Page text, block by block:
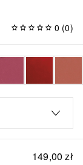
0 (0)
149,00 zł